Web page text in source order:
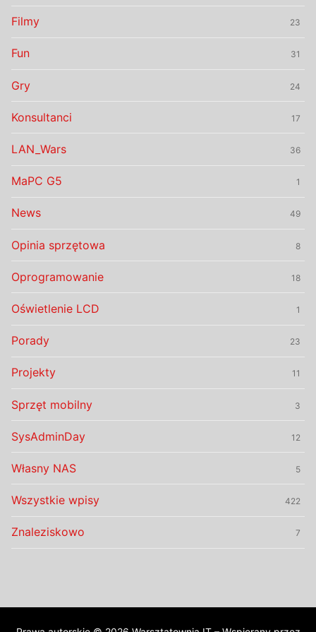
Filmy 23
Fun 31
Gry 24
Konsultanci 17
LAN_Wars 36
MaPC G5 1
News 49
Opinia sprzętowa 8
Oprogramowanie 18
Oświetlenie LCD 1
Porady 23
Projekty 11
Sprzęt mobilny 3
SysAdminDay 12
Własny NAS 5
Wszystkie wpisy 422
Znaleziskowo 7